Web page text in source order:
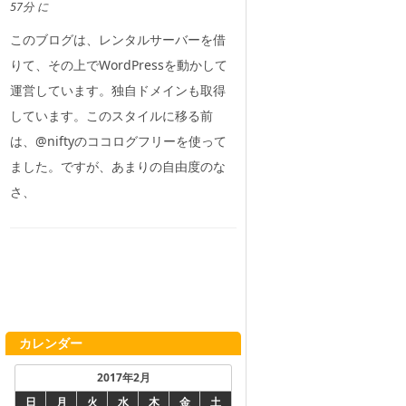
57分 に
このブログは、レンタルサーバーを借
りて、その上でWordPressを動かして
運営しています。独自ドメインも取得
しています。このスタイルに移る前
は、@niftyのココログフリーを使って
ました。ですが、あまりの自由度のな
さ、
カレンダー
2017年2月
日
月 火 水 木 金 土